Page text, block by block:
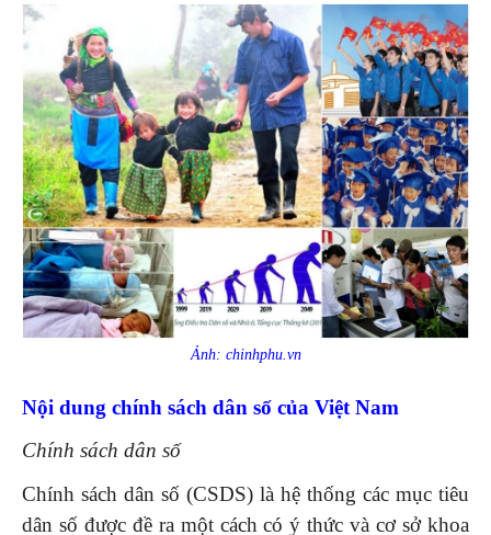
Ảnh: chinhphu.vn
Nội dung chính sách dân số của Việt Nam
Chính sách dân số
Chính sách dân số (CSDS) là hệ thống các mục tiêu
dân số được đề ra một cách có ý thức và cơ sở khoa